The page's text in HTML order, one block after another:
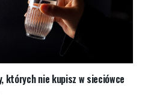
których nie kupisz w sieciówce